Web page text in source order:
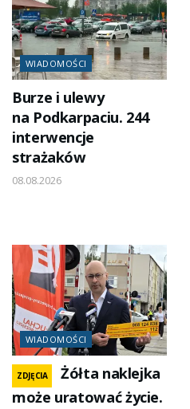
WIADOMOŚCI
Burze i ulewy
na Podkarpaciu. 244
interwencje
strażaków
08.08.2026
WIADOMOŚCI
ZDJĘCIA
Żółta naklejka
może uratować życie.